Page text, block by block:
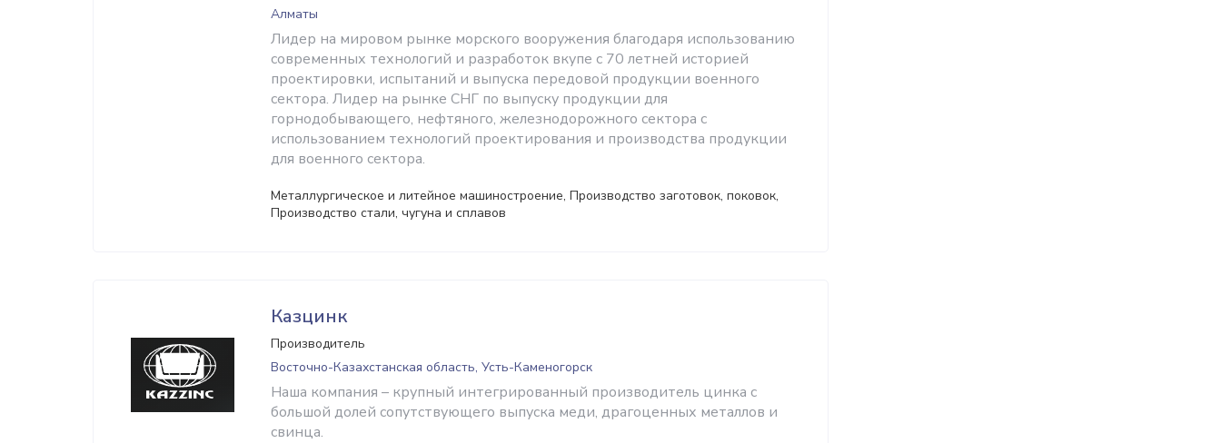
Алматы
Лидер на мировом рынке морского вооружения благодаря использованию
современных технологий и разработок вкупе с 70 летней историей
проектировки, испытаний и выпуска передовой продукции военного
сектора. Лидер на рынке СНГ по выпуску продукции для
горнодобывающего, нефтяного, железнодорожного сектора с
использованием технологий проектирования и производства продукции
для военного сектора.
Металлургическое и литейное машиностроение, Производство заготовок, поковок,
Производство стали, чугуна и сплавов
Казцинк
Производитель
Восточно-Казахстанская область, Усть-Каменогорск
Наша компания – крупный интегрированный производитель цинка с
большой долей сопутствующего выпуска меди, драгоценных металлов и
свинца.